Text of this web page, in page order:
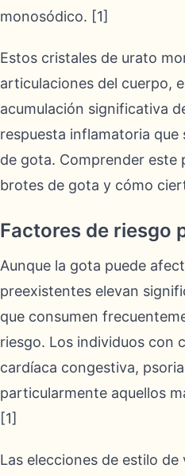
monosódico. [1]
Estos cristales de urato
articulaciones del cuerpo,
acumulación significativa
respuesta inflamatoria
de gota. Comprender este
brotes de gota y cómo
Factores de riesgo
Aunque la gota puede
preexistentes elevan
que consumen
riesgo. Los individuos con
cardíaca congestiva,
particularmente aquellos
[1]
Las elecciones de estilo